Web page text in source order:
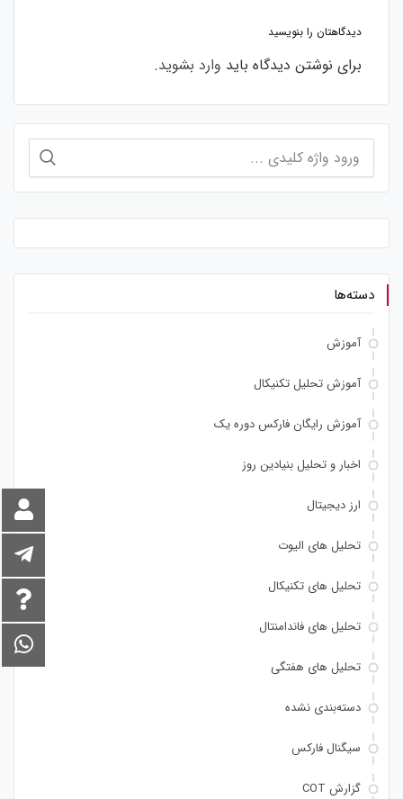
دیدگاهتان را بنویسید
برای نوشتن دیدگاه باید وارد بشوید.
برای:
دسته‌ها
آموزش
آموزش تحلیل تکنیکال
آموزش رایگان فارکس دوره یک
اخبار و تحلیل بنیادین روز
ارز دیجیتال
تحلیل های الیوت
تحلیل های تکنیکال
تحلیل های فاندامنتال
تحلیل های هفتگی
دسته‌بندی نشده
سیگنال فارکس
گزارش COT